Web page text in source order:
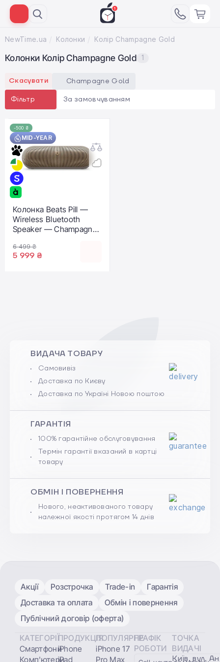
NewTime.ua Колонки Колір Champagne Gold
Колонки Колір Champagne Gold 1
Скасувати Champagne Gold
Фільтр За замовчуванням
-500 ₴
MID-YEAR
Колонка Beats Pill —
Wireless Bluetooth
Speaker — Champagne
6 499 ₴
5 999 ₴
ВИДАЧА ТОВАРУ
Самовивіз
Доставка по Києву
Доставка по Україні Новою поштою
ГАРАНТІЯ
100% гарантійне обслуговування
Термін гарантії вказаний в картці
товару
ОБМІН І ПОВЕРНЕННЯ
Нового, неактивованого товару
належної якості протягом 14 днів
Акції Розстрочка Trade-in
Гарантія
Доставка та оплата
Обмін і повернення
Публічний договір (оферта)
КАТЕГОРІЇ
Смартфони
Комп'ютери
ПРОДУКЦІЯ
iPhone
iPad
ПОПУЛЯРНЕ
iPhone 17
Pro Max
ГРАФІК
РОБОТИ
ТОЧКА
ВИДАЧІ
Київ, вул.